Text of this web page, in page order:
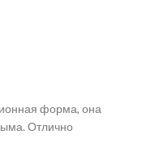
форма, она
Отлично